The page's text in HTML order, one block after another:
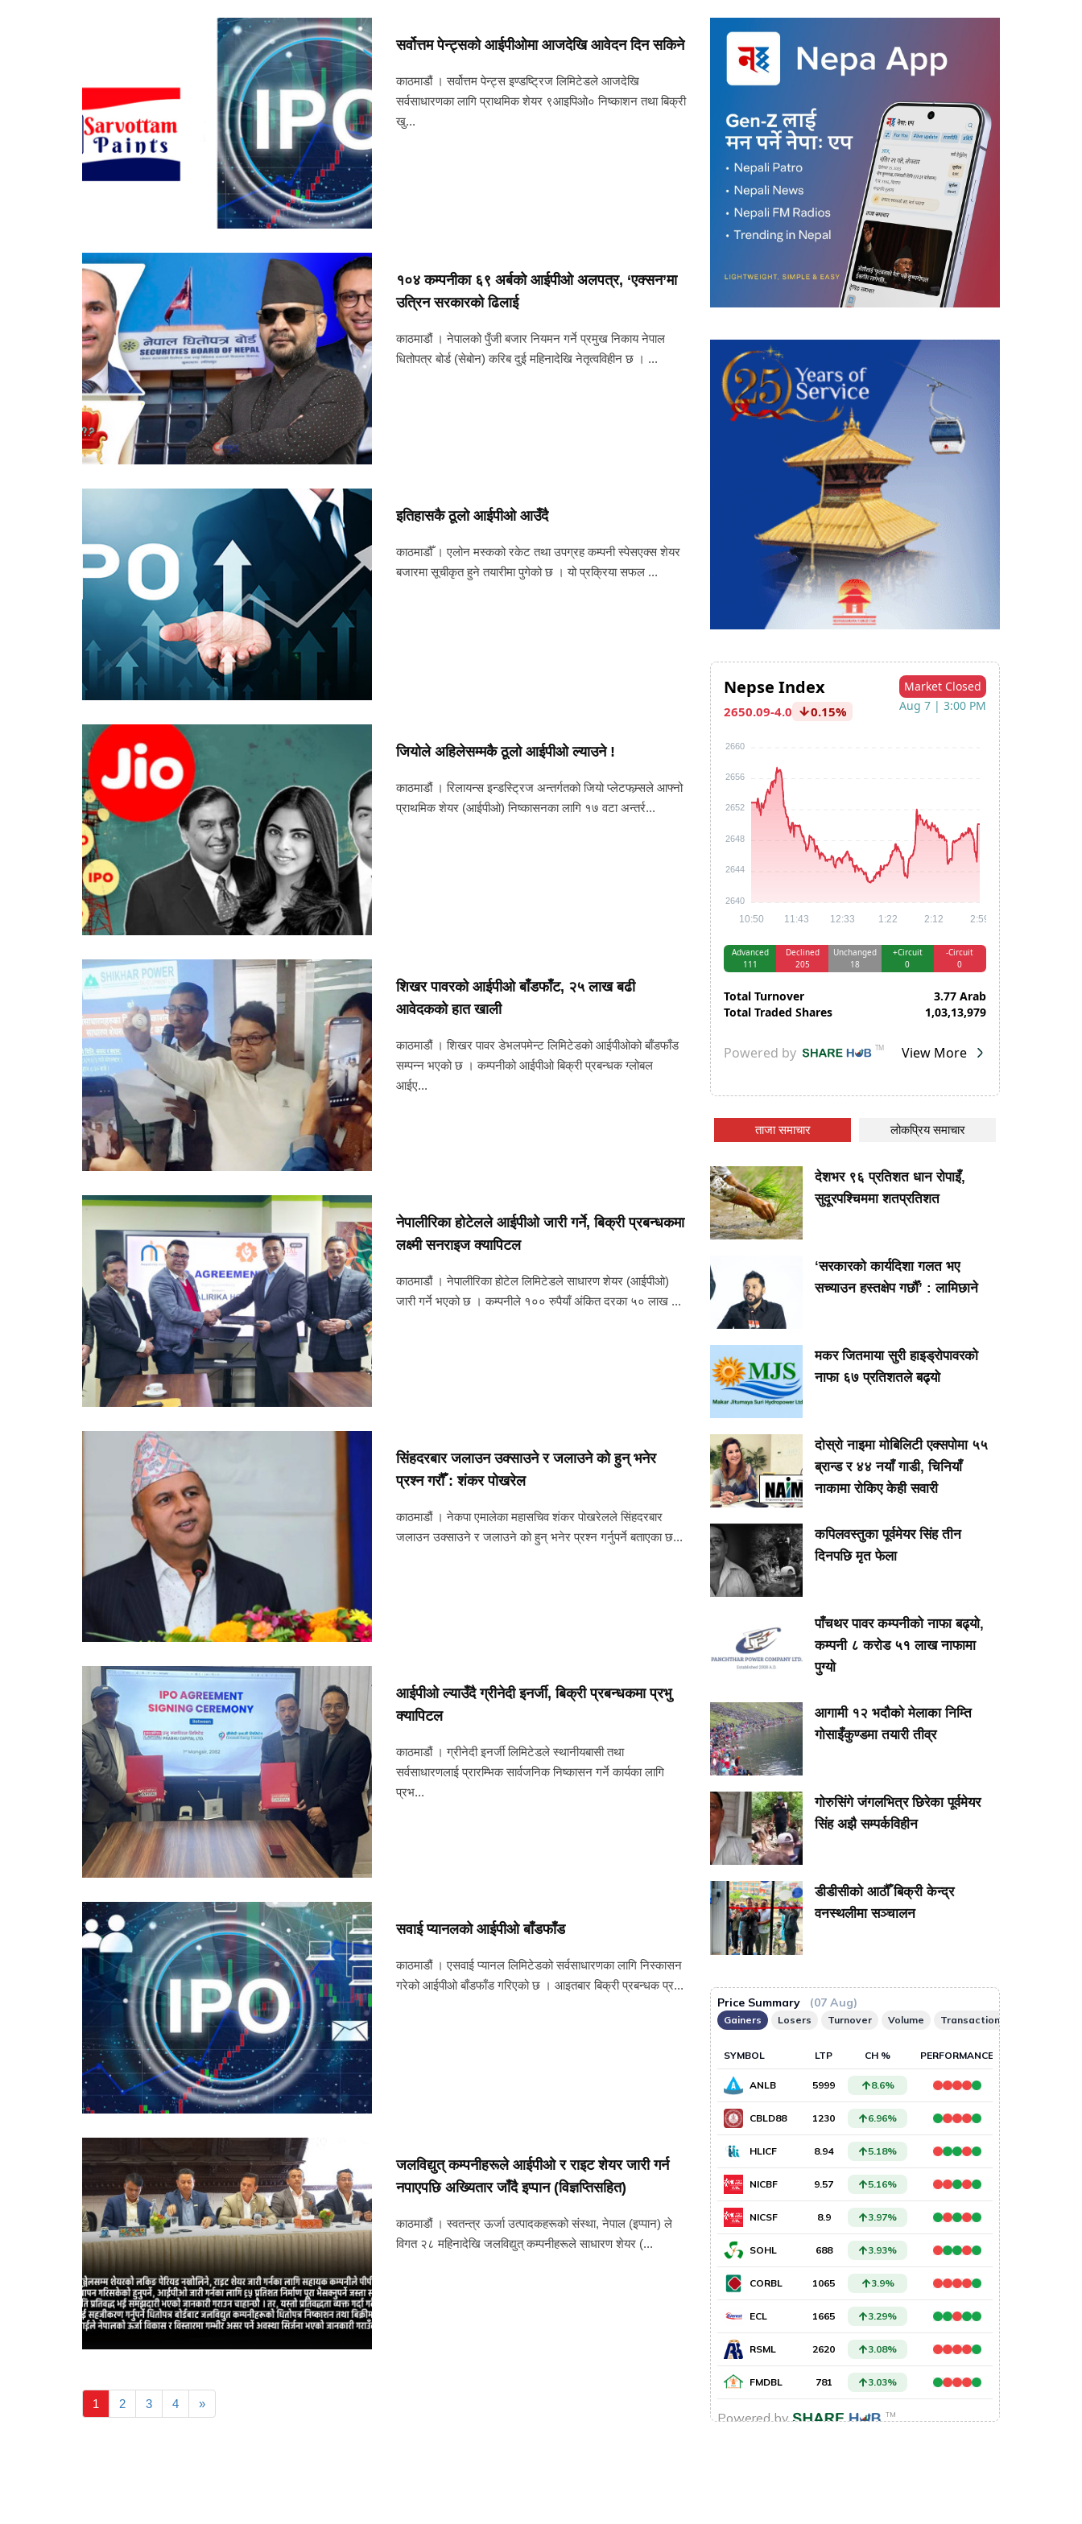
सर्वोत्तम पेन्ट्सको आईपीओमा आजदेखि आवेदन दिन सकिने
काठमाडौं । सर्वोत्तम पेन्ट्स इण्डष्ट्रिज लिमिटेडले आजदेखि
सर्वसाधारणका लागि प्राथमिक शेयर ९आइपिओ० निष्काशन तथा बिक्री
खु...
१०४ कम्पनीका ६९ अर्बको आईपीओ अलपत्र, ‘एक्सन’मा
उत्रिन सरकारको ढिलाई
काठमाडौं । नेपालको पुँजी बजार नियमन गर्ने प्रमुख निकाय नेपाल
धितोपत्र बोर्ड (सेबोन) करिब दुई महिनादेखि नेतृत्वविहीन छ । ...
इतिहासकै ठूलो आईपीओ आउँदै
काठमाडौँ । एलोन मस्कको रकेट तथा उपग्रह कम्पनी स्पेसएक्स शेयर
बजारमा सूचीकृत हुने तयारीमा पुगेको छ । यो प्रक्रिया सफल ...
जियोले अहिलेसम्मकै ठूलो आईपीओ ल्याउने !
काठमाडौं । रिलायन्स इन्डस्ट्रिज अन्तर्गतको जियो प्लेटफम्र्सले आफ्नो
प्राथमिक शेयर (आईपीओ) निष्कासनका लागि १७ वटा अन्तर्र...
शिखर पावरको आईपीओ बाँडफाँट, २५ लाख बढी
आवेदकको हात खाली
काठमाडौं । शिखर पावर डेभलपमेन्ट लिमिटेडको आईपीओको बाँडफाँड
सम्पन्न भएको छ । कम्पनीको आईपीओ बिक्री प्रबन्धक ग्लोबल
आईए...
नेपालीरिका होटेलले आईपीओ जारी गर्ने, बिक्री प्रबन्धकमा
लक्ष्मी सनराइज क्यापिटल
काठमाडौं । नेपालीरिका होटेल लिमिटेडले साधारण शेयर (आईपीओ)
जारी गर्ने भएको छ । कम्पनीले १०० रुपैयाँ अंकित दरका ५० लाख ...
सिंहदरबार जलाउन उक्साउने र जलाउने को हुन् भनेर
प्रश्न गरौँ : शंकर पोखरेल
काठमाडौं । नेकपा एमालेका महासचिव शंकर पोखरेलले सिंहदरबार
जलाउन उक्साउने र जलाउने को हुन् भनेर प्रश्न गर्नुपर्ने बताएका छ...
आईपीओ ल्याउँदै ग्रीनेदी इनर्जी, बिक्री प्रबन्धकमा प्रभु
क्यापिटल
काठमाडौं । ग्रीनेदी इनर्जी लिमिटेडले स्थानीयबासी तथा
सर्वसाधारणलाई प्रारम्भिक सार्वजनिक निष्कासन गर्ने कार्यका लागि
प्रभ...
सवाई प्यानलको आईपीओ बाँडफाँड
काठमाडौं । एसवाई प्यानल लिमिटेडको सर्वसाधारणका लागि निस्कासन
गरेको आईपीओ बाँडफाँड गरिएको छ । आइतबार बिक्री प्रबन्धक प्र...
जलविद्युत् कम्पनीहरूले आईपीओ र राइट शेयर जारी गर्न
नपाएपछि अख्यितार जाँदै इप्पान (विज्ञप्तिसहित)
काठमाडौं । स्वतन्त्र ऊर्जा उत्पादकहरूको संस्था, नेपाल (इप्पान) ले
विगत २८ महिनादेखि जलविद्युत् कम्पनीहरूले साधारण शेयर (...
1 2 3 4 »
ताजा समाचार लोकप्रिय समाचार
देशभर ९६ प्रतिशत धान रोपाइँ,
सुदूरपश्चिममा शतप्रतिशत
‘सरकारको कार्यदिशा गलत भए
सच्याउन हस्तक्षेप गर्छौँ’ : लामिछाने
मकर जितमाया सुरी हाइड्रोपावरको
नाफा ६७ प्रतिशतले बढ्यो
दोस्रो नाइमा मोबिलिटी एक्सपोमा ५५
ब्रान्ड र ४४ नयाँ गाडी, चिनियाँ
नाकामा रोकिए केही सवारी
कपिलवस्तुका पूर्वमेयर सिंह तीन
दिनपछि मृत फेला
पाँचथर पावर कम्पनीको नाफा बढ्यो,
कम्पनी ८ करोड ५१ लाख नाफामा
पुग्यो
आगामी १२ भदौको मेलाका निम्ति
गोसाइँकुण्डमा तयारी तीव्र
गोरुसिंगे जंगलभित्र छिरेका पूर्वमेयर
सिंह अझै सम्पर्कविहीन
डीडीसीको आठौँ बिक्री केन्द्र
वनस्थलीमा सञ्चालन